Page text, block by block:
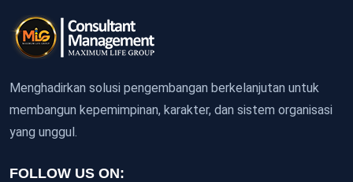
Menghadirkan solusi pengembangan berkelanjutan untuk
membangun kepemimpinan, karakter, dan sistem organisasi
yang unggul.
FOLLOW US ON: